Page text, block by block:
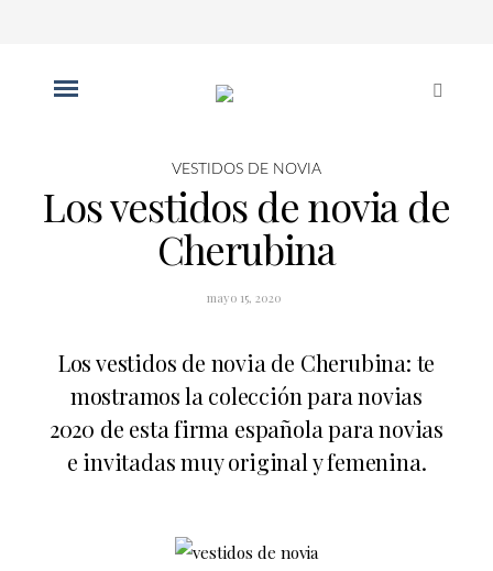
VESTIDOS DE NOVIA
Los vestidos de novia de
Cherubina
mayo 15, 2020
Los vestidos de novia de Cherubina: te
mostramos la colección para novias
2020 de esta firma española para novias
e invitadas muy original y femenina.